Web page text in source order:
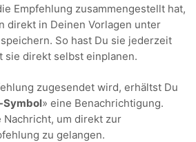
Empfehlung zusammengestellt hat,
direkt in Deinen Vorlagen unter
speichern. So hast Du sie jederzeit
sie direkt selbst einplanen.
zugesendet wird, erhältst Du
Symbol» eine Benachrichtigung.
Nachricht, um direkt zur
zu gelangen.